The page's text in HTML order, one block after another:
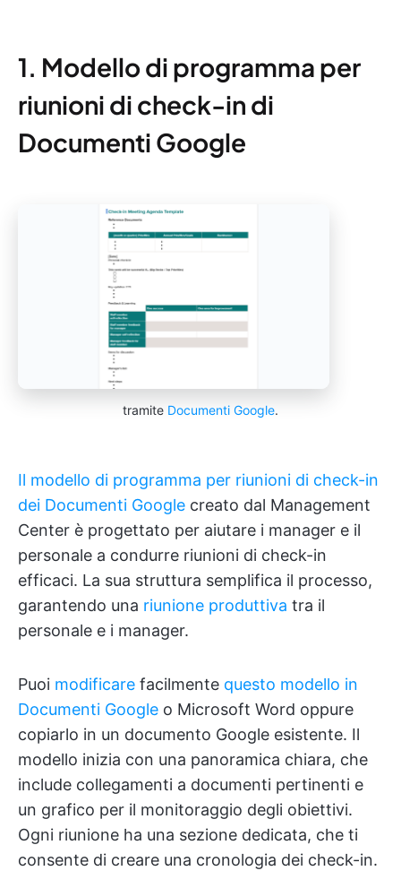
1. Modello di programma per
riunioni di check-in di
Documenti Google
tramite Documenti Google.
Il modello di programma per riunioni di check-in
dei Documenti Google creato dal Management
Center è progettato per aiutare i manager e il
personale a condurre riunioni di check-in
efficaci. La sua struttura semplifica il processo,
garantendo una riunione produttiva tra il
personale e i manager.
Puoi modificare facilmente questo modello in
Documenti Google o Microsoft Word oppure
copiarlo in un documento Google esistente. Il
modello inizia con una panoramica chiara, che
include collegamenti a documenti pertinenti e
un grafico per il monitoraggio degli obiettivi.
Ogni riunione ha una sezione dedicata, che ti
consente di creare una cronologia dei check-in.